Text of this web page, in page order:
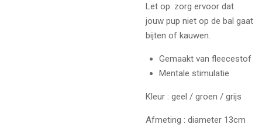
Let op: zorg ervoor dat
jouw pup niet op de bal gaat
bijten of kauwen.
Gemaakt van fleecestof
Mentale stimulatie
Kleur : geel / groen / grijs
Afmeting : diameter 13cm